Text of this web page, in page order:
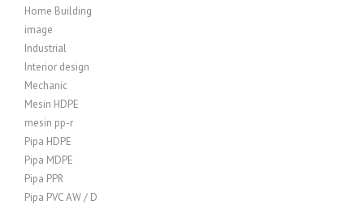
Home Building
image
Industrial
Interior design
Mechanic
Mesin HDPE
mesin pp-r
Pipa HDPE
Pipa MDPE
Pipa PPR
Pipa PVC AW / D